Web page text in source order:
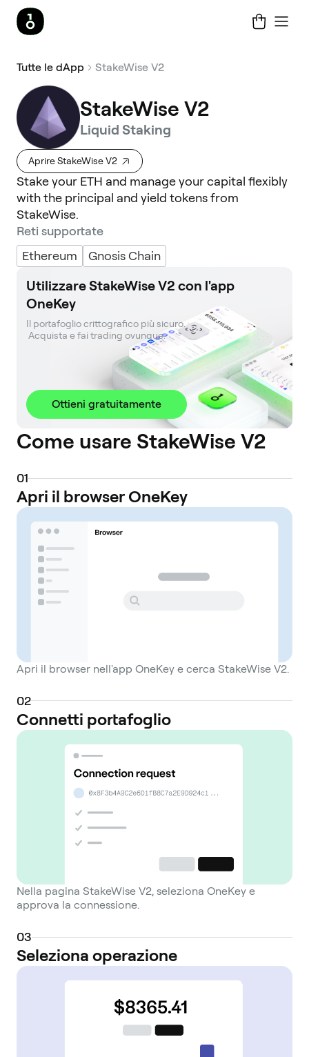
Tutte le dApp StakeWise V2
StakeWise V2
Liquid Staking
Aprire StakeWise V2
Stake your ETH and manage your capital flexibly
with the principal and yield tokens from
StakeWise.
Reti supportate
Ethereum
Gnosis Chain
Utilizzare StakeWise V2 con l'app
OneKey
Il portafoglio crittografico più sicuro.
Acquista e fai trading ovunque.
Ottieni gratuitamente
Come usare StakeWise V2
01
Apri il browser OneKey
Apri il browser nell'app OneKey e cerca StakeWise V2.
02
Connetti portafoglio
Nella pagina StakeWise V2, seleziona OneKey e
approva la connessione.
03
Seleziona operazione